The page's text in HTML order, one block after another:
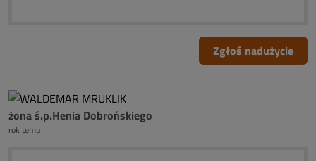
Zgłoś nadużycie
żona ś.p.Henia Dobrońskiego
rok temu